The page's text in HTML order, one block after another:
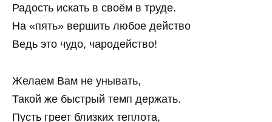
Радость искать в своём в труде.
На «пять» вершить любое действо
Ведь это чудо, чародейство!
Желаем Вам не унывать,
Такой же быстрый темп держать.
Пусть греет близких теплота,